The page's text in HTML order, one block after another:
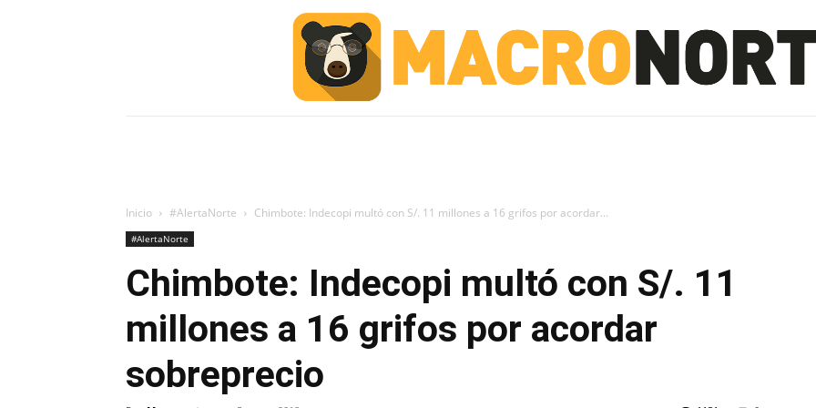
Inicio #AlertaNorte Chimbote: Indecopi multó con S/. 11 millones a 16 grifos por acordar...
#AlertaNorte
Chimbote: Indecopi multó con S/. 11
millones a 16 grifos por acordar
sobreprecio